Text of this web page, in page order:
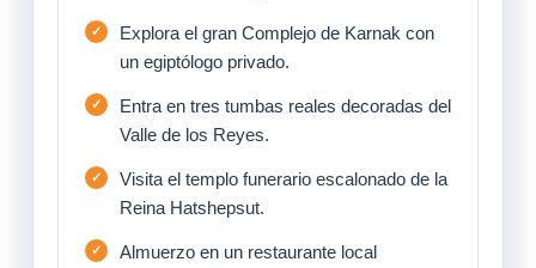
Explora el gran Complejo de Karnak con
un egiptólogo privado.
Entra en tres tumbas reales decoradas del
Valle de los Reyes.
Visita el templo funerario escalonado de la
Reina Hatshepsut.
Almuerzo en un restaurante local